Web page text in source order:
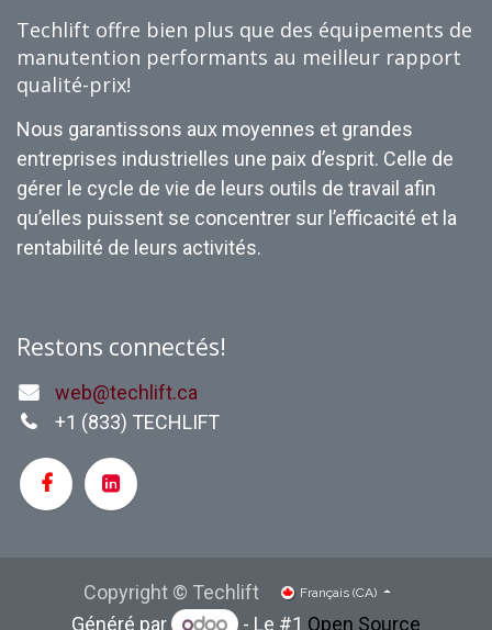
Techlift offre bien plus que des équipements de
manutention performants au meilleur rapport
qualité-prix!
Nous garantissons aux moyennes et grandes
entreprises industrielles une paix d’esprit. Celle de
gérer le cycle de vie de leurs outils de travail afin
qu’elles puissent se concentrer sur l’efficacité et la
rentabilité de leurs activités.
Restons connectés!
web@techlift.ca
+1 (833) TECHLIFT
Copyright © Techlift Français (CA)
Généré par - Le #1 Open Source